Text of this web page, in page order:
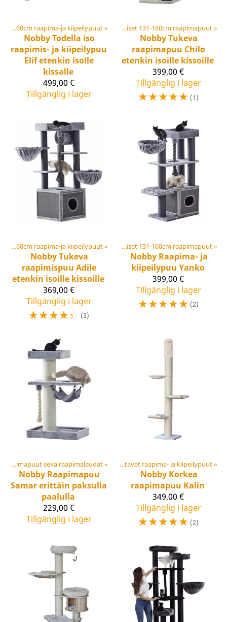
Korkeat yli 160cm raapima-ja kiipeilypuut‪»
NobbyTodella iso
raapimis- ja kiipeilypuu
Elif etenkin isolle
kissalle
499,00 €
Tillgänglig i lager
Klösträd ‪» Keskikoiset 131-160cm raapimapuut‪»
NobbyTukeva
raapimapuu Chilo
etenkin isoille kissoille
399,00 €
Tillgänglig i lager
☆☆☆☆☆ (1)
Korkeat yli 160cm raapima-ja kiipeilypuut‪»
NobbyTukeva
raapimispuu Adile
etenkin isoille kissoille
369,00 €
Tillgänglig i lager
☆☆☆☆☆ (3)
Klösträd ‪» Keskikoiset 131-160cm raapimapuut‪»
Nobby Raapima- ja
kiipeilypuu Yanko
399,00 €
Tillgänglig i lager
☆☆☆☆☆ (2)
Matalat, alle 130 cm raapimapuut sekä raapimalaudat‪»
Nobby Raapimapuu
Samar erittäin paksulla
paalulla
229,00 €
Tillgänglig i lager
Klösträd‪» Kattoon pingotettavat raapima- ja kiipeilypuut‪»
Nobby Korkea
raapimapuu Kalin
349,00 €
Tillgänglig i lager
☆☆☆☆☆ (2)